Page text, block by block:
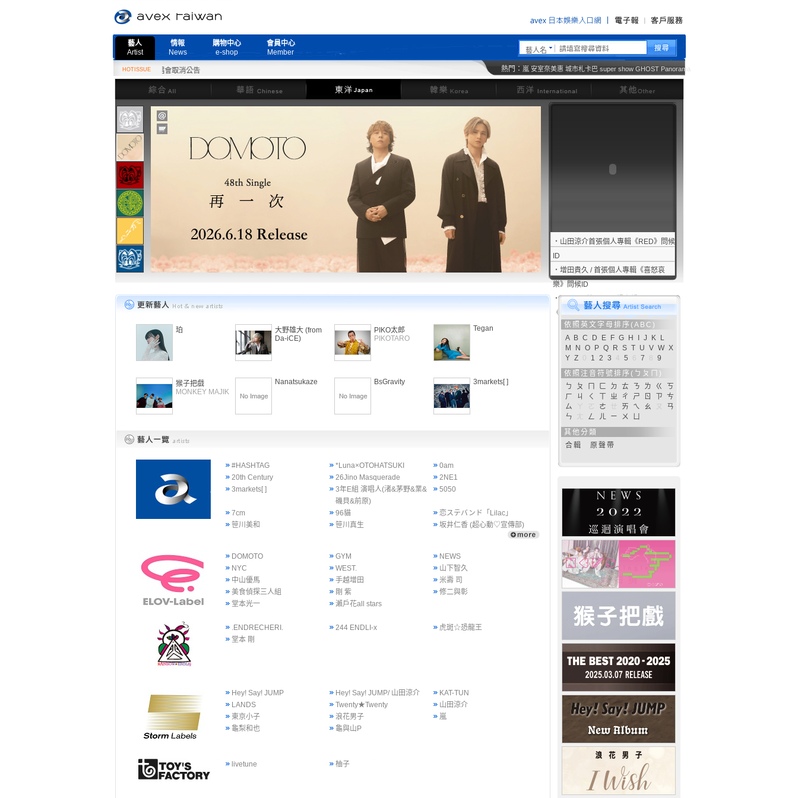
藝人
Artist
情報
News
購物中心
e-shop
會員中心
Member
藝人名
HOTISSUE
2月27日『Need More Live』演唱會取消公告 熱門： 嵐 安室奈美惠 城市札卡巴 super show GHOST Panorama
綜合 華語 東洋 韓樂 其他
‧ 山田涼介首張個人專輯《RED》問候
ID
‧ 增田貴久 / 首張個人專輯《喜怒哀
樂》問候ID
‧NEWS / 第14張正規專輯
《JAPANEWS》問候ID
珀
大野雄大 (from
Da-iCE)
PIKO太郎
PIKOTARO
Tegan
猴子把戲
MONKEY MAJIK
Nanatsukaze BsGravity 3markets[ ]
#HASHTAG *Luna×OTOHATSUKI
0am
20th Century
26Jino Masquerade
2NE1
3markets[ ]
3年E組 演唱人(渚&茅野&業&
磯貝&前原)
5050
7cm 96貓
恋ステバンド「Lilac」
笹川美和
笹川真生 坂井仁香 (超心動♡宣傳部)
DOMOTO GYM
NEWS
NYC
WEST.
山下智久
中山優馬
手越增田
米壽 司
美食偵探三人組
剛 紫
修二與彰
堂本光一
瀨戶花all stars
.ENDRECHERI. 244 ENDLI-x
虎斑☆恐龍王
堂本 剛
Hey! Say! JUMP Hey! Say! JUMP/ 山田涼介
KAT-TUN
LANDS
Twenty★Twenty
山田涼介
東京小子
浪花男子
嵐
龜梨和也
龜與山P
livetune 柚子
依照英文字母排序(ABC)
A B C D E F G H J K
L
M
N O P Q R S T U V W X
Y Z 1 2 3 5 6 7 8
9
依照注音符號排序(ㄅㄆㄇ)
ㄅ
ㄆ ㄈ ㄉ ㄊ ㄋ ㄌ ㄍ
ㄎ
ㄏ
ㄐ ㄑ ㄓ ㄔ ㄕ ㄖ ㄗ ㄘ
ㄙ
ㄛ ㄜ ㄝ ㄞ ㄟ ㄠ ㄡ
ㄢ
ㄣ
ㄤ ㄥ ㄦ ㄧ ㄨ
ㄩ
其他分類
合輯
原聲帶